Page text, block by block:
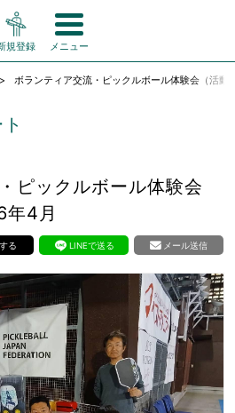
規登録 メニュー
ボランティア交流・ピックルボール体験会（活動
ピックルボール体験会
年4月
る LINEで送る メール送信